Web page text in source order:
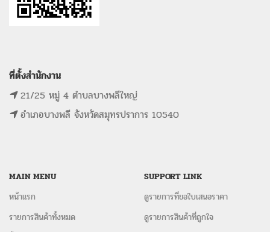
ที่ตั้งสำนักงาน
21/25 หมู่ 4 ตำบลบางพลีใหญ่
อำเภอบางพลี จังหวัดสมุทรปราการ 10540
MAIN MENU
หน้าแรก
รายการสินค้าทั้งหมด
SUPPORT LINK
ดูรายการที่ขอใบเสนอราคา
ดูรายการสินค้าที่ถูกใจ